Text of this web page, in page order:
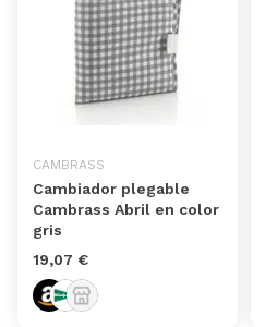
CAMBRASS
Cambiador plegable
Cambrass Abril en color
gris
19,07 €